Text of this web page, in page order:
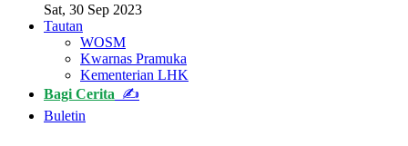
Sat, 30 Sep 2023
Tautan
WOSM
Kwarnas Pramuka
Kementerian LHK
Bagi Cerita ✍
Buletin